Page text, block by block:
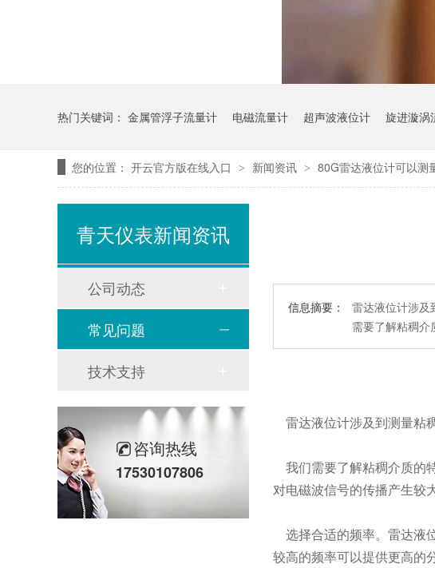
热门关键词： 金属管浮子流量计 电磁流量计 超声波液位计 旋进漩涡
您的位置： 开云官方版在线入口 > 新闻资讯 > 80G雷达液位计可以测
信息摘要：
雷达液位计涉及
需要了解粘稠
雷达液位计涉及到测量粘
我们需要了解粘稠介质的
对电磁波信号的传播产生较
选择合适的频率。雷达液
较高的频率可以提供更高的
青天仪表新闻资讯
公司动态
常见问题
技术支持
咨询热线
17530107806